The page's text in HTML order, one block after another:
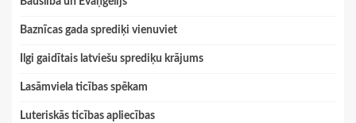
Baznīcas gada sprediķi vienuviet
Ilgi gaidītais latviešu sprediķu krājums
Lasāmviela ticības spēkam
Luteriskās ticības apliecības